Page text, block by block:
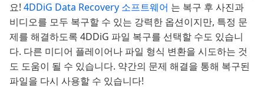
요! 4DDiG Data Recovery 소프트웨어 는 복구 후 사진과
비디오를 모두 복구할 수 있는 강력한 옵션이지만, 특정 문
제를 해결하도록 4DDiG 파일 복구를 선택할 수도 있습니
다. 다른 미디어 플레이어나 파일 형식 변환을 시도하는 것
도 도움이 될 수 있습니다. 약간의 문제 해결을 통해 복구된
파일을 다시 사용할 수 있습니다!